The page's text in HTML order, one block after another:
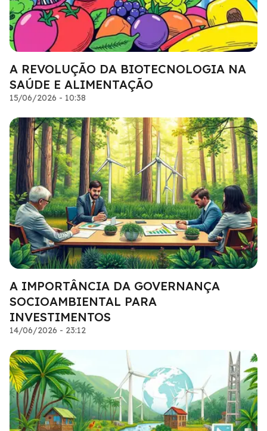
A REVOLUÇÃO DA BIOTECNOLOGIA NA
SAÚDE E ALIMENTAÇÃO
15/06/2026 - 10:38
A IMPORTÂNCIA DA GOVERNANÇA
SOCIOAMBIENTAL PARA
INVESTIMENTOS
14/06/2026 - 23:12